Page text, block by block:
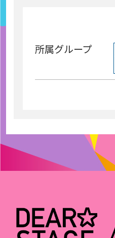
所属グループ